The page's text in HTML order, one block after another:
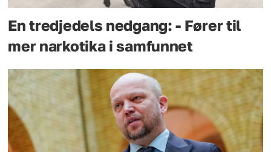
En tredjedels nedgang: - Fører til
mer narkotika i samfunnet